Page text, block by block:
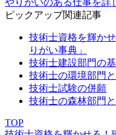
ピックアップ関連記事
技術士資格を輝か
りがい事典」
技術士建設部門の
技術士の環境部門
技術士試験の併願
技術士の森林部門
TOP